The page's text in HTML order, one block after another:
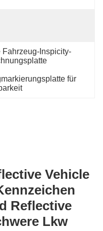
Fahrzeug-Inspicity-
für
Vehicle
Reflective
Lkw